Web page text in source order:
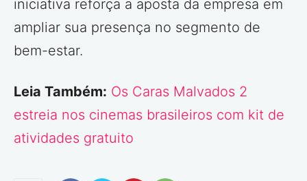
iniciativa reforça a aposta da empresa em
ampliar sua presença no segmento de
bem-estar.
Leia Também: Os Caras Malvados 2
estreia nos cinemas brasileiros com kit de
atividades gratuito